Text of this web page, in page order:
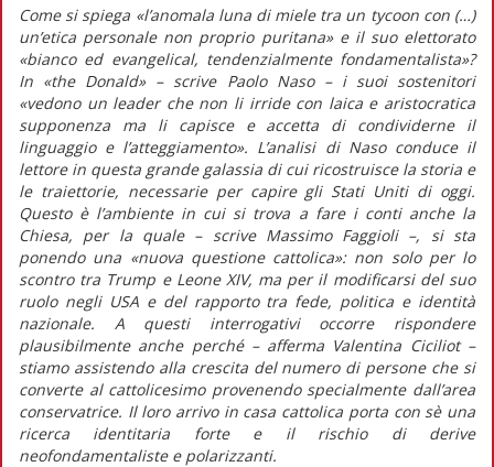
Come si spiega «l’anomala luna di miele tra un tycoon con (…)
un’etica personale non proprio puritana» e il suo elettorato
«bianco ed evangelical, tendenzialmente fondamentalista»?
In «the Donald»– scrive Paolo Naso – i suoi sostenitori
«vedono un leader che non li irride con laica e aristocratica
supponenza ma li capisce e accetta di condividerne il
linguaggio e l’atteggiamento». L’analisi di Naso conduce il
lettore in questa grande galassia di cui ricostruisce la storia e
le traiettorie, necessarie per capire gli Stati Uniti di oggi.
Questo è l’ambiente in cui si trova a fare i conti anche la
Chiesa, per la quale – scrive Massimo Faggioli –, si sta
ponendo una «nuova questione cattolica»: non solo per lo
scontro tra Trump e Leone XIV, ma per il modificarsi del suo
ruolo negli USA e del rapporto tra fede, politica e identità
nazionale. A questi interrogativi occorre rispondere
plausibilmente anche perché – afferma Valentina Ciciliot –
stiamo assistendo alla crescita del numero di persone che si
converte al cattolicesimo provenendo specialmente dall’area
conservatrice. Il loro arrivo in casa cattolica porta con sè una
ricerca identitaria forte e il rischio di derive
neofondamentaliste e polarizzanti.